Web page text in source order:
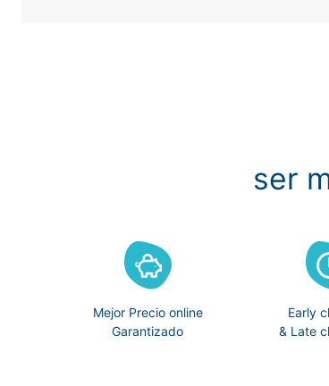
ser
Mejor Precio online
Garantizado
Early
& Late